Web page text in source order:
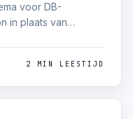
voor DB-
in plaats van
van
van ObjectManager.
2 MIN LEESTIJD